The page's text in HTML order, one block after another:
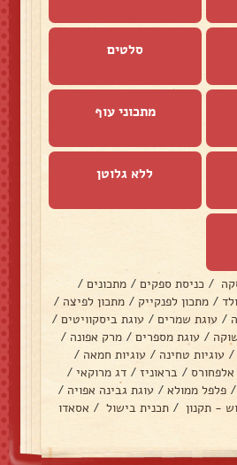
סלטים
מתכוני עוף
ללא גלוטן
/ כניסת ספקים / מתכונים /
/ מתכון לפנקייק / מתכון לפיצה /
/ עוגת שמרים / עוגת ביסקוויטים /
/ עוגת מספרים / מרק אפונה /
/ עוגיות טחינה / עוגיות חמאה /
אלפחורס / בראוניז / דג מרוקאי /
/ פלפל ממולא / עוגת גבינה אפויה /
- תקנון / תכנית בישול / אסאדו